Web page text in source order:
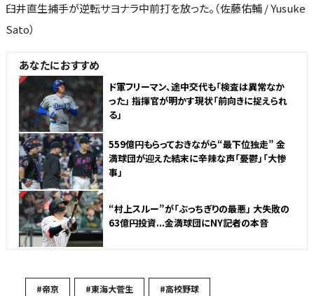
臼井直生捕手が逆転サヨナラ中前打を放った。（佐藤佑輔 / Yusuke
Sato）
あなたにおすすめ
NEW
ド軍フリーマン、途中交代も「検査は異常なか
った」 指揮官が明かす現状「前向きに捉えられ
る」
559億円もらっておきながら“最下位独走” 金
満球団が迎えた結末に辛辣な声「憂鬱」「大惨
事」
NEW
“村上スルー”が「ぶっちぎりの最悪」 大失敗の
63億円投資...金満球団にNY記者の本音
#帝京 #東海大菅生 #高校野球